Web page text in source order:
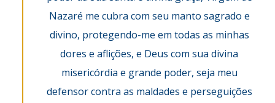
Nazaré me cubra com seu manto sagrado e
divino, protegendo-me em todas as minhas
dores e aflições, e Deus com sua divina
misericórdia e grande poder, seja meu
defensor contra as maldades e perseguições